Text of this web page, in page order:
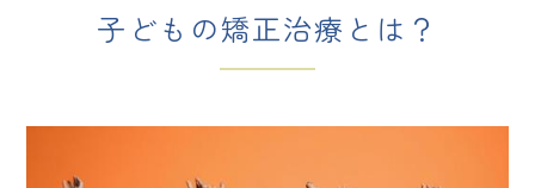
子どもの矯正治療とは？